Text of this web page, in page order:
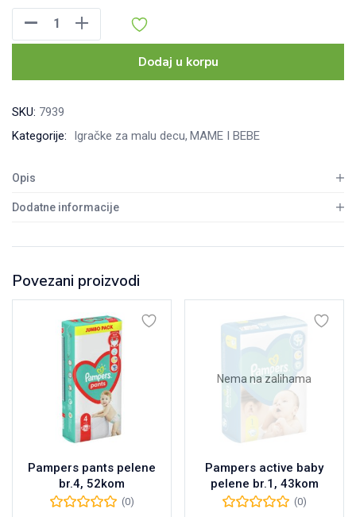
Sat-
zec,
Dodaj u korpu
SKU: 7939
Kategorije:
Igračke za malu decu MAME I BEBE
Opis
Dodatne informacije
Povezani proizvodi
Pampers pants pelene
br.4, 52kom
(0)
Nema na zalihama
Pampers active baby
pelene br.1, 43kom
(0)